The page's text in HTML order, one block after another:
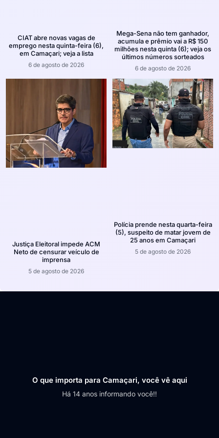
CIAT abre novas vagas de
emprego nesta quinta-feira (6),
em Camaçari; veja a lista
6 de agosto de 2026
Mega-Sena não tem ganhador,
acumula e prêmio vai a R$ 150
milhões nesta quinta (6); veja os
últimos números sorteados
6 de agosto de 2026
Justiça Eleitoral impede ACM
Neto de censurar veículo de
imprensa
5 de agosto de 2026
Polícia prende nesta quarta-feira
(5), suspeito de matar jovem de
25 anos em Camaçari
5 de agosto de 2026
O que importa para Camaçari, você vê aqui
Há 14 anos informando você!!